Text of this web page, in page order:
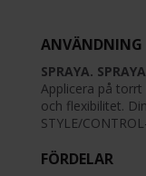
ANVÄNDNING
SPRAYA.
Applicera på
och flexibilitet.
STYLE/
FÖRDELAR